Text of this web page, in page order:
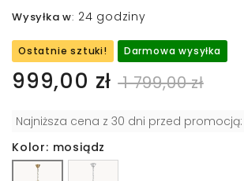
Wysyłka w: 24 godziny
Ostatnie sztuki! Darmowa wysyłka
999,00 zł 1 799,00 zł
Najniższa cena z 30 dni przed promocją:
Kolor: mosiądz